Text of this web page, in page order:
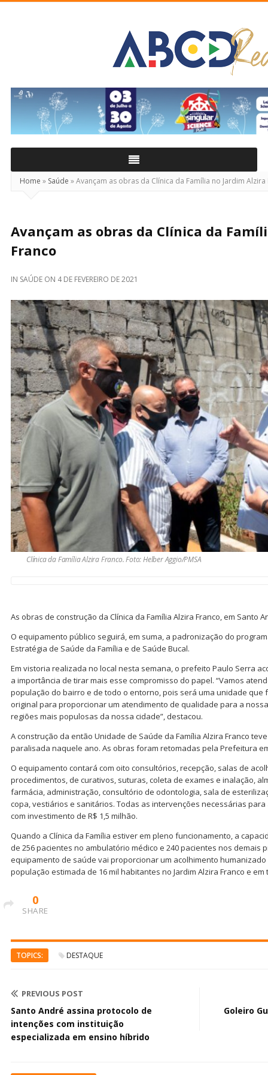
Real
Home » Saúde »Avançam as obras da Clínica da Família no Jardim Alzira
Avançam as obras da Clínica da
Franco
IN SAÚDE ON 4 DE FEVEREIRO DE 2021
Clínica da Família Alzira Franco. Foto: Helber Aggio/PMSA
As obras de construção da Clínica da Família Alzira Franco, em Santo
O equipamento público seguirá, em suma, a padronização do
Estratégia de Saúde da Família e de Saúde Bucal.
Em vistoria realizada no local nesta semana, o prefeito Paulo Serra
a importância de tirar mais esse compromisso do papel. “Vamos
população do bairro e de todo o entorno, pois será uma unidade que
original para proporcionar um atendimento de qualidade para a
regiões mais populosas da nossa cidade”, destacou.
A construção da então Unidade de Saúde da Família Alzira Franco
paralisada naquele ano. As obras foram retomadas pela Prefeitura
O equipamento contará com oito consultórios, recepção, salas de
procedimentos, de curativos, suturas, coleta de exames e inalação,
farmácia, administração, consultório de odontologia, sala de
copa, vestiários e sanitários. Todas as intervenções necessárias
com investimento de R$ 1,5 milhão.
Quando a Clínica da Família estiver em pleno funcionamento, a
de 256 pacientes no ambulatório médico e 240 pacientes nos demais
equipamento de saúde vai proporcionar um acolhimento
população estimada de 16 mil habitantes no Jardim Alzira Franco e
0
SHARE
TOPICS: DESTAQUE
PREVIOUS POST
Santo André assina protocolo de
intenções com instituição
especializada em ensino híbrido
Goleiro